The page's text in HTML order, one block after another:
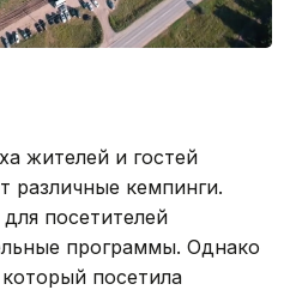
жителей и гостей
различные кемпинги.
посетителей
программы. Однако
посетила